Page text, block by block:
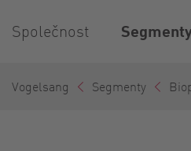
Společnost
Vogelsang Segmenty